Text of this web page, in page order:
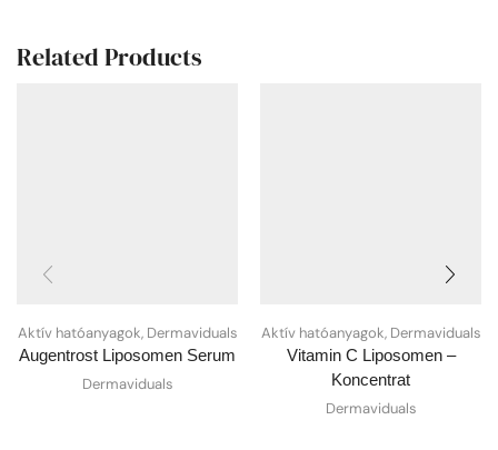
Related Products
Aktív hatóanyagok, Dermaviduals
Augentrost Liposomen Serum
Dermaviduals
Aktív hatóanyagok, Dermaviduals
Vitamin C Liposomen –
Koncentrat
Dermaviduals